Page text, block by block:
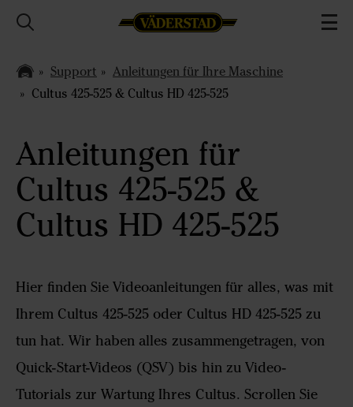
Support
Anleitungen für Ihre Maschine
Cultus 425-525 & Cultus HD 425-525
Anleitungen für
Cultus 425-525 &
Cultus HD 425-525
Hier finden Sie Videoanleitungen für alles, was mit
Ihrem Cultus 425-525 oder Cultus HD 425-525 zu
tun hat. Wir haben alles zusammengetragen, von
Quick-Start-Videos (QSV) bis hin zu Video-
Tutorials zur Wartung Ihres Cultus. Scrollen Sie